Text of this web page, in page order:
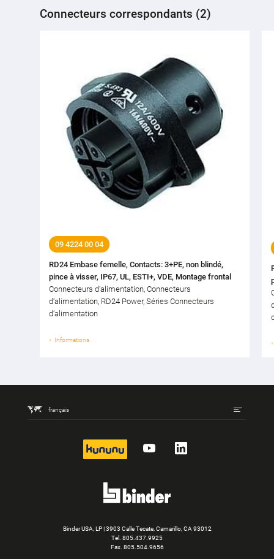
Connecteurs correspondants (2)
09 4224 00 04
RD24 Embase femelle, Contacts: 3+PE, non blindé,
pince à visser, IP67, UL, ESTI+, VDE, Montage frontal
Connecteurs d‘alimentation, Connecteurs
d‘alimentation, RD24 Power, Séries Connecteurs
d‘alimentation
Informations
français
kununu YouTube
Binder USA, LP | 3903 Calle Tecate, Camarillo, CA 93012
Tel. 805.437.9925
Fax. 805.504.9656